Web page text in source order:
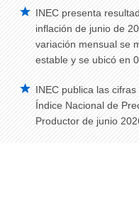
Violencia de Género
Encuesta Nacional de
Vida de la Población LGBTI+
Trabajo Infantil
Condiciones de vida
Encuesta de Condiciones de
Encuesta de Salud y
INEC presenta
inflación de junio de
variación mensual se
estable y se ubicó en
INEC publica las cifras
Índice Nacional de
Productor de junio